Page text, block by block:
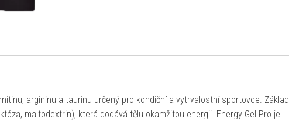
argininu a taurinu určený pro kondiční a vytrvalostní sportovce. Základ
maltodextrin), která dodává tělu okamžitou energii. Energy Gel Pro je